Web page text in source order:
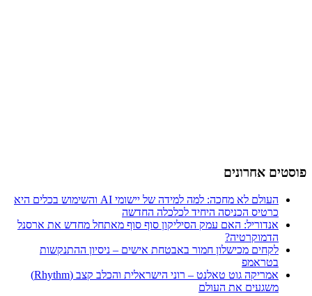
פוסטים אחרונים
העולם לא מחכה: למה למידה של יישומי AI והשימוש בכלים היא
כרטיס הכניסה היחיד לכלכלה החדשה
אנדוריל: האם עמק הסיליקון סוף סוף מאתחל מחדש את ארסנל
הדמוקרטיה?
לקחים מכישלון חמור באבטחת אישים – ניסיון ההתנקשות
בטראמפ
אמריקה גוט טאלנט – רוני הישראלית והכלב קצב (Rhythm)
משגעים את העולם